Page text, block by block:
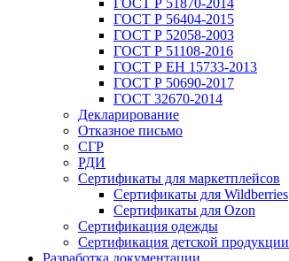
ГОСТ Р 51870-2014
ГОСТ Р 56404-2015
ГОСТ Р 52058-2003
ГОСТ Р 51108-2016
ГОСТ Р ЕН 15733-2013
ГОСТ Р 50690-2017
ГОСТ 32670-2014
Декларирование
Отказное письмо
СГР
РДИ
Сертификаты для маркетплейсов
Сертификаты для Wildberries
Сертификаты для Ozon
Сертификация одежды
Сертификация детской продукции
Разработка документации